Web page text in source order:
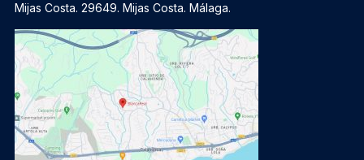
Mijas Costa. 29649. Mijas Costa. Málaga.